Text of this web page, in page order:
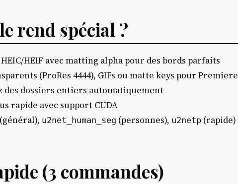
rend spécial ?
HEIC/HEIF avec matting alpha pour des bords parfaits
(ProRes 4444), GIFs ou matte keys pour Premiere
des dossiers entiers automatiquement
rapide avec support CUDA
(général), u2net_human_seg (personnes), u2netp (rapide)
(3 commandes)